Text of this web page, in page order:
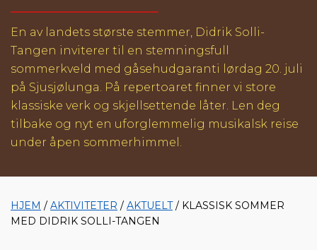
En av landets største stemmer, Didrik Solli-
Tangen inviterer til en stemningsfull
sommerkveld med gåsehudgaranti lørdag 20. juli
på Sjusjølunga. På repertoaret finner vi store
klassiske verk og skjellsettende låter. Len deg
tilbake og nyt en uforglemmelig musikalsk reise
under åpen sommerhimmel.
HJEM / AKTIVITETER / AKTUELT/ KLASSISK SOMMER
MED DIDRIK SOLLI-TANGEN